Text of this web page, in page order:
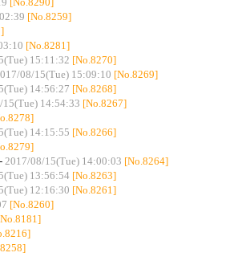
[No.8259]
[No.8281]
15:11:32 [No.8270]
08/15(Tue) 15:09:10 [No.8269]
14:56:27 [No.8268]
15(Tue) 14:54:33 [No.8267]
14:15:55 [No.8266]
2017/08/15(Tue) 14:00:03 [No.8264]
13:56:54 [No.8263]
12:16:30 [No.8261]
[No.8260]